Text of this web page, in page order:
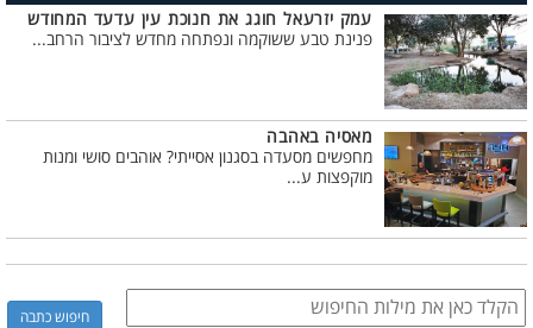
עמק יזרעאל חוגג את חנוכת עין עדעד המחודש
פנינת טבע ששוקמה ונפתחה מחדש לציבור הרחב...
מאסיה באהבה
מחפשים מסעדה בסגנון אסייתי? אוהבים סושי ומנות
מוקפצות ע...